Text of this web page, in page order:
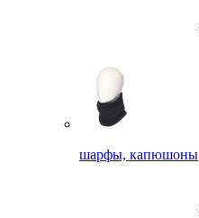
шарфы, капюшоны